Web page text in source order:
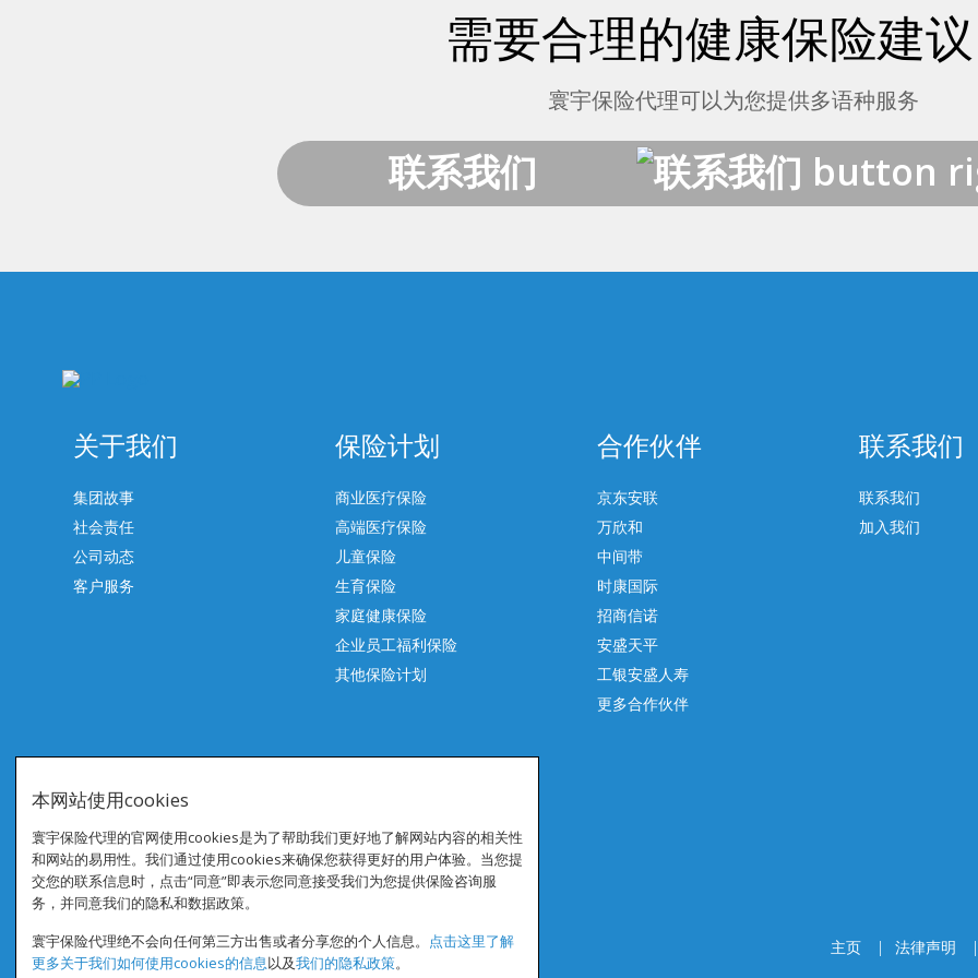
需要合理的健康保险建
寰宇保险代理可以为您提供多语种服务
联系我们
关于我们
集团故事
社会责任
公司动态
客户服务
保险计划
商业医疗保险
高端医疗保险
儿童保险
生育保险
家庭健康保险
企业员工福利保险
其他保险计划
合作伙伴
京东安联
万欣和
中间带
时康国际
招商信诺
安盛天平
工银安盛人寿
更多合作伙伴
联系我们
联系我们
加入我们
关注我们
Copyright © 2006-2026 寰宇保险代理（上海）有限公司, All rights reserved.
沪ICP备13046298号-3
沪公网安备31010602007746
主页 | 法律声明 |
本网站使用cookies
寰宇保险代理的官网使用cookies是为了帮助我们更好地了解网站内容的相关性
和网站的易用性。我们通过使用cookies来确保您获得更好的用户体验。当您提
交您的联系信息时，点击“同意”即表示您同意接受我们为您提供保险咨询服
务，并同意我们的隐私和数据政策。
寰宇保险代理绝不会向任何第三方出售或者分享您的个人信息。 点击这里了解
更多关于我们如何使用cookies的信息以及我们的隐私政策。